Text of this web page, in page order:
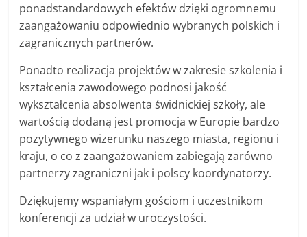
ponadstandardowych efektów dzięki ogromnemu
zaangażowaniu odpowiednio wybranych polskich i
zagranicznych partnerów.
Ponadto realizacja projektów w zakresie szkolenia i
kształcenia zawodowego podnosi jakość
wykształcenia absolwenta świdnickiej szkoły, ale
wartością dodaną jest promocja w Europie bardzo
pozytywnego wizerunku naszego miasta, regionu i
kraju, o co z zaangażowaniem zabiegają zarówno
partnerzy zagraniczni jak i polscy koordynatorzy.
Dziękujemy wspaniałym gościom i uczestnikom
konferencji za udział w uroczystości.